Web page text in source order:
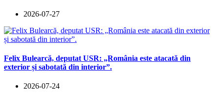
2026-07-27
Felix Bulearcă, deputat USR: „România este atacată din
exterior și sabotată din interior”.
2026-07-24